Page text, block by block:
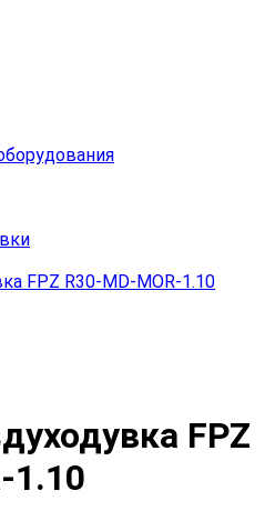
FPZ R30-MD-MOR-1.10
FPZ
1.10